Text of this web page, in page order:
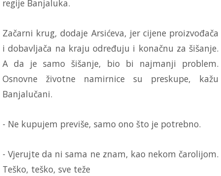
regije Banjaluka.
Začarni krug, dodaje Arsićeva, jer cijene proizvođača
i dobavljača na kraju određuju i konačnu za šišanje.
A da je samo šišanje, bio bi najmanji problem.
Osnovne životne namirnice su preskupe, kažu
Banjalučani.
- Ne kupujem previše, samo ono što je potrebno.
- Vjerujte da ni sama ne znam, kao nekom čarolijom.
Teško, teško, sve teže